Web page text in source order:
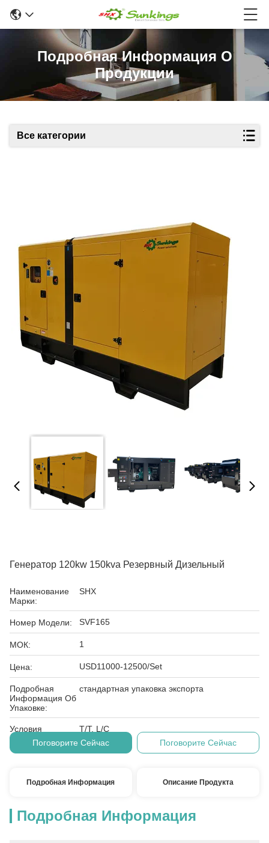
Подробная Информация О
Продукции
Все категории
Генератор 120kw 150kva Резервный Дизельный
Наименование
Марки:
SHX
Номер Модели: SVF165
МОК: 1
Цена: USD11000-12500/Set
Подробная
Информация Об
Упаковке:
стандартная упаковка экспорта
Условия
Оплаты:
T/T, L/C
Поговорите Сейчас
Поговорите Сейчас
Подробная Информация Описание Продукта
Подробная Информация